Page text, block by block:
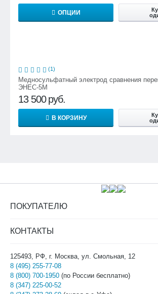
ОПЦИИ
(1)
Медносульфатный электрод сравнения
ЭНЕС-5М
13 500 руб.
В КОРЗИНУ
ПОКУПАТЕЛЮ
КОНТАКТЫ
125493, РФ, г. Москва, ул. Смольная, 12
8 (495) 255-77-08
8 (800) 700-1950 (по России бесплатно)
8 (347) 225-00-52